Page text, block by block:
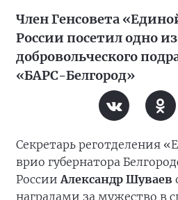
Член Генсовета
России посетил одно
добровольческого
«БАРС-Белгород»
Секретарь реготделения
врио губернатора
РоссииАлександр Шуваев
наградами за мужество в